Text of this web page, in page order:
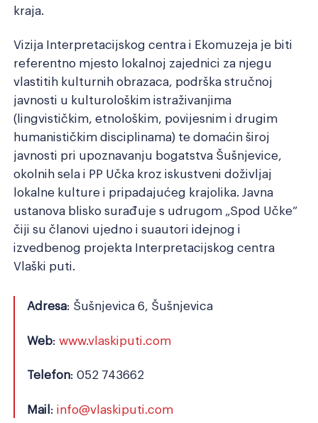
kraja.
Vizija Interpretacijskog centra i Ekomuzeja je biti
referentno mjesto lokalnoj zajednici za njegu
vlastitih kulturnih obrazaca, podrška stručnoj
javnosti u kulturološkim istraživanjima
(lingvističkim, etnološkim, povijesnim i drugim
humanističkim disciplinama) te domaćin široj
javnosti pri upoznavanju bogatstva Šušnjevice,
okolnih sela i PP Učka kroz iskustveni doživljaj
lokalne kulture i pripadajućeg krajolika. Javna
ustanova blisko surađuje s udrugom „Spod Učke“
čiji su članovi ujedno i suautori idejnog i
izvedbenog projekta Interpretacijskog centra
Vlaški puti.
Adresa: Šušnjevica 6, Šušnjevica
Web: www.vlaskiputi.com
Telefon: 052 743662
Mail: info@vlaskiputi.com